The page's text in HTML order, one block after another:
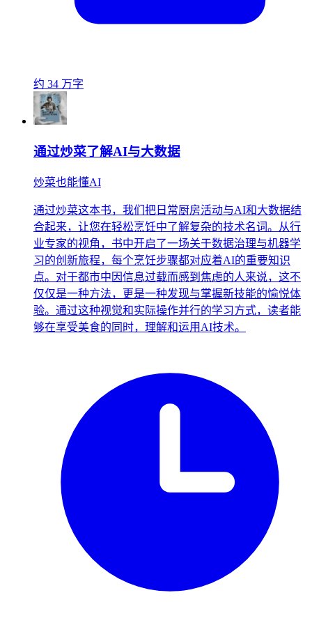
约 34 万字
通过炒菜了解AI与大数据
炒菜也能懂AI
通过炒菜这本书，我们把日常厨房活动与AI和大数据结
合起来，让您在轻松烹饪中了解复杂的技术名词。从行
业专家的视角，书中开启了一场关于数据治理与机器学
习的创新旅程，每个烹饪步骤都对应着AI的重要知识
点。对于都市中因信息过载而感到焦虑的人来说，这不
仅仅是一种方法，更是一种发现与掌握新技能的愉悦体
验。通过这种视觉和实际操作并行的学习方式，读者能
够在享受美食的同时，理解和运用AI技术。